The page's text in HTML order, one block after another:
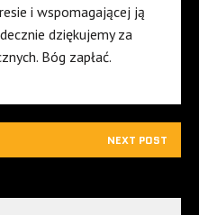
i wspomagającej ją
dziękujemy za
Bóg zapłać.
NEXT POST